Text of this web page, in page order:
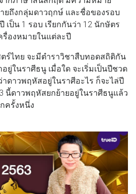
ยถึงกลุ่มดาวฤกษ์ และชื่อของรอบ
เป็น 1 รอบ เรียกกันว่า 12 นักษัตร
รื่องหมายในแต่ละปี
ไทย จะมีตำราวิชาสืบทอดสถิติกัน
ยู่ในราศีธนู เมื่อใด จะเริ่มเป็นปีชวด
าดาวพฤหัสอยู่ในราศีอะไร ก็จะไล่ปี
นี้ดาวพฤหัสยกย้ายอยู่ในราศีธนูแล้ว
ครั้งหนึ่ง